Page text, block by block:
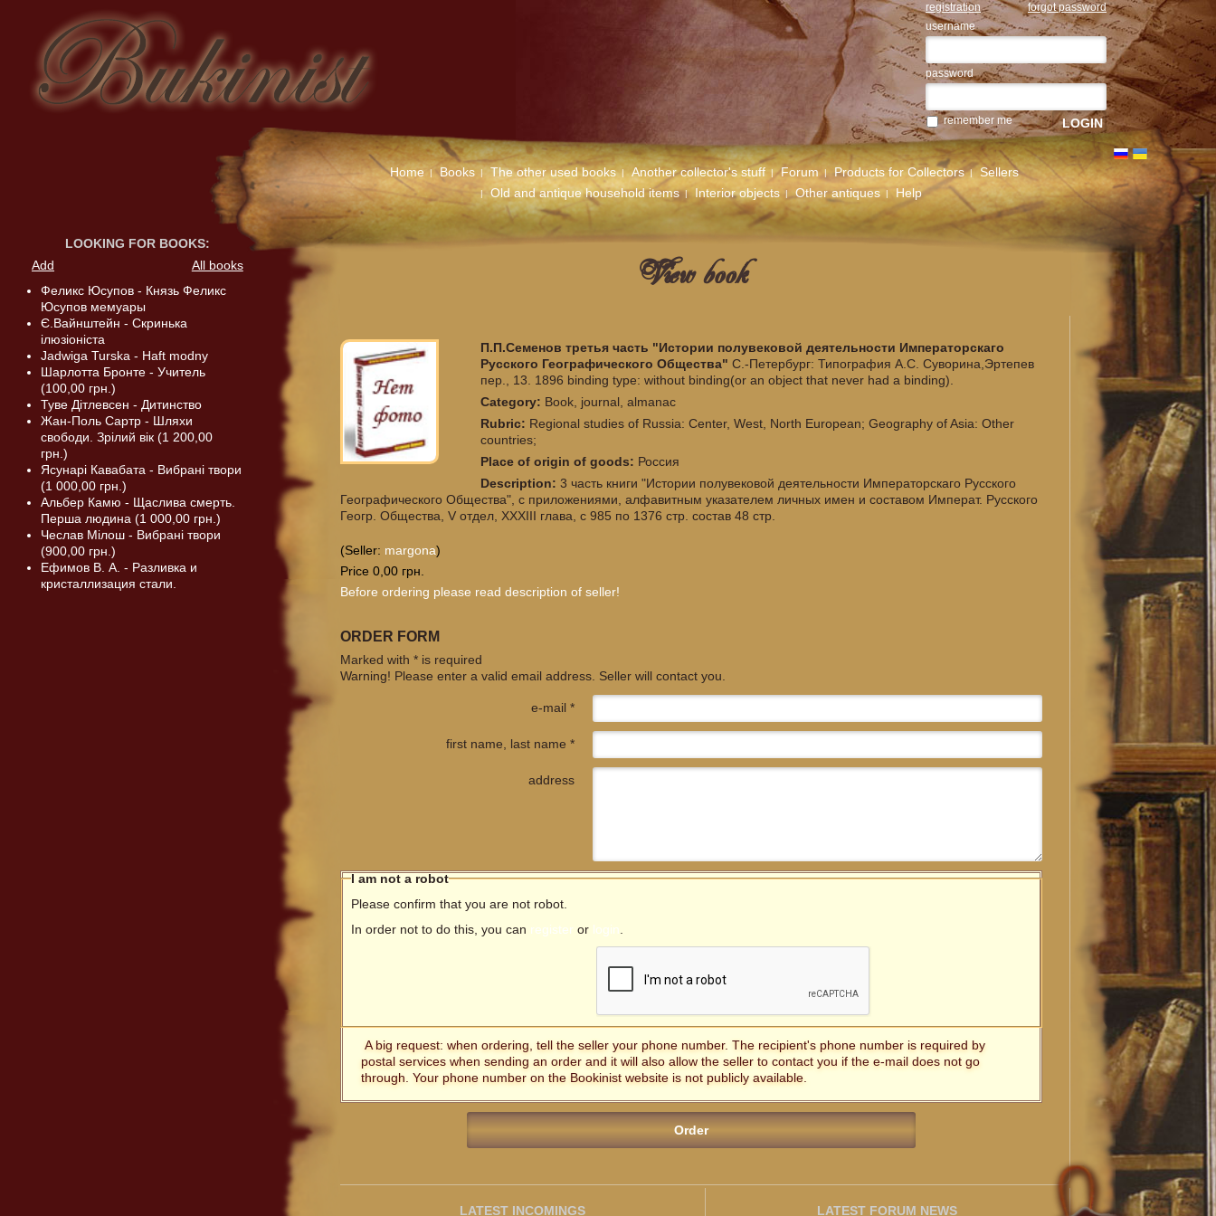
registration
forgot password
username
password
remember me
Home Books The other used books Another collector's stuff Forum Products for Collectors
Sellers
Old and antique household items
Interior objects Other antiques Help
View book
П.П.Семенов третья часть "Истории полувековой деятельности Императорскаго
Русского Географического Общества"С.-Петербург: Типография А.С. Суворина,Эртепев
пер., 13. 1896 binding type: without binding(or an object that never had a binding).
Category: Book, journal, almanac
Rubric: Regional studies of Russia: Center, West, North European; Geography of Asia: Other
countries;
Place of origin of goods: Россия
Description:3 часть книги "Истории полувековой деятельности Императорскаго Русского
Географического Общества", с приложениями, алфавитным указателем личных имен и составом Императ. Русского
Геогр. Общества, V отдел, XXXIII глава, с 985 по 1376 стр. состав 48 стр.
(Seller: margona)
Price 0,00 грн.
Before ordering please read description of seller!
ORDER FORM
Marked with * is required
Warning! Please enter a valid email address. Seller will contact you.
e-mail *
first name, last name *
address
I am not a robot
Please confirm that you are not robot.
In order not to do this, you can register or login
A big request: when ordering, tell the seller your phone number. The recipient's phone number is required by
postal services when sending an order and it will also allow the seller to contact you if the e-mail does not go
through. Your phone number on the Bookinist website is not publicly available.
LATEST INCOMINGS LATEST FORUM NEWS
LOOKING FOR BOOKS:
Add
All books
Феликс Юсупов - Князь Феликс
Юсупов мемуары
Є.Вайнштейн - Скринька
ілюзіоніста
Jadwiga Turska - Haft modny
Шарлотта Бронте - Учитель
(100,00 грн.)
Туве Дітлевсен - Дитинство
Жан-Поль Сартр - Шляхи
свободи. Зрілий вік (1 200,00
грн.)
Ясунарі Кавабата - Вибрані твори
(1 000,00 грн.)
Альбер Камю - Щаслива смерть.
Перша людина (1 000,00 грн.)
Чеслав Мілош - Вибрані твори
(900,00 грн.)
Ефимов В. А. - Разливка и
кристаллизация стали.